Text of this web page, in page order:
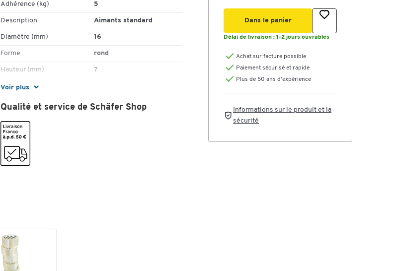
Voir plus
Adhérence (kg) 5
Description Aimants standard
Diamètre (mm) 16
Forme rond
Hauteur (mm) 7
Matériau
Pièce(s) par paquet 1
Couleurs
Coloris
Dimensions
Qualité et service de Schäfer Shop
Dans le panier
Délai de livraison : 1-2 jours ouvrables
Achat sur facture possible
Paiement sécurisé et rapide
Plus de 50 ans d'expérience
Informations sur le produit et la
sécurité